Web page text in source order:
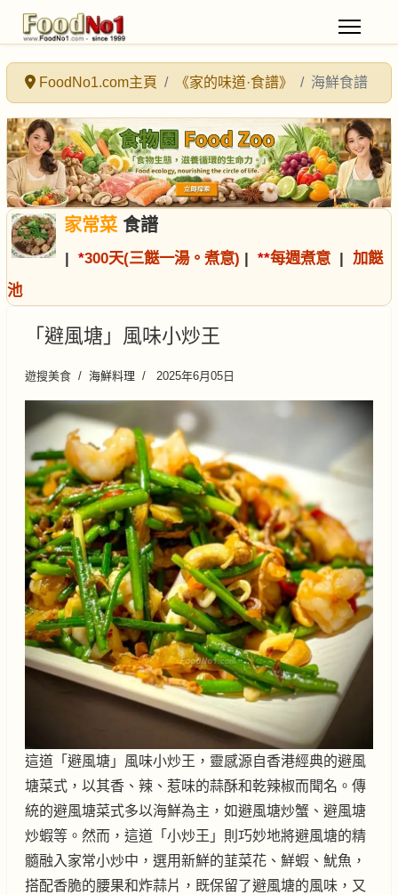
FoodNo1.com主頁 《家的味道·食譜》 海鮮食譜
家常菜食譜
| *300天(三餸一湯。煮意) | **每週煮意 | 加餸
池
「避風塘」風味小炒王
遊搜美食 海鮮料理 2025年6月05日
這道「避風塘」風味小炒王，靈感源自香港經典的避風
塘菜式，以其香、辣、惹味的蒜酥和乾辣椒而聞名。傳
統的避風塘菜式多以海鮮為主，如避風塘炒蟹、避風塘
炒蝦等。然而，這道「小炒王」則巧妙地將避風塘的精
髓融入家常小炒中，選用新鮮的韮菜花、鮮蝦、魷魚，
搭配香脆的腰果和炸蒜片，既保留了避風塘的風味，又